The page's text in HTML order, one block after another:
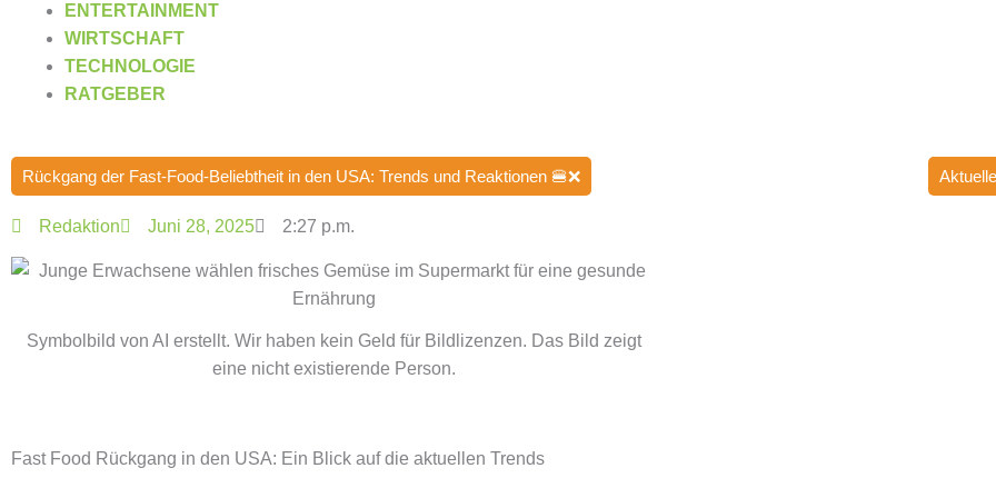
ENTERTAINMENT
WIRTSCHAFT
TECHNOLOGIE
RATGEBER
Rückgang der Fast-Food-Beliebtheit in den USA: Trends und Reaktionen 🍔❌
Redaktion Juni 28, 2025 2:27 p.m.
Symbolbild von AI erstellt. Wir haben kein Geld für Bildlizenzen. Das Bild zeigt
eine nicht existierende Person.
Fast Food Rückgang in den USA: Ein Blick auf die aktuellen Trends